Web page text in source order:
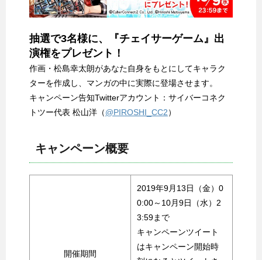
抽選で3名様に、『チェイサーゲーム』出
演権をプレゼント！
作画・松島幸太朗があなた自身をもとにしてキャラク
ターを作成し、マンガの中に実際に登場させます。
キャンペーン告知Twitterアカウント：サイバーコネク
トツー代表 松山洋（@PIROSHI_CC2）
キャンペーン概要
開催期間
2019年9月13日（金）0
0:00～10月9日（水）2
3:59まで
キャンペーンツイート
はキャンペーン開始時